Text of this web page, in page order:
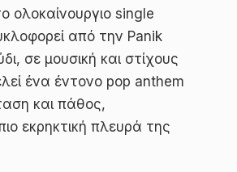
ολοκαίνουργιο single
από την Panik
σε μουσική και στίχους
ένα έντονο pop anthem
και πάθος,
εκρηκτική πλευρά της